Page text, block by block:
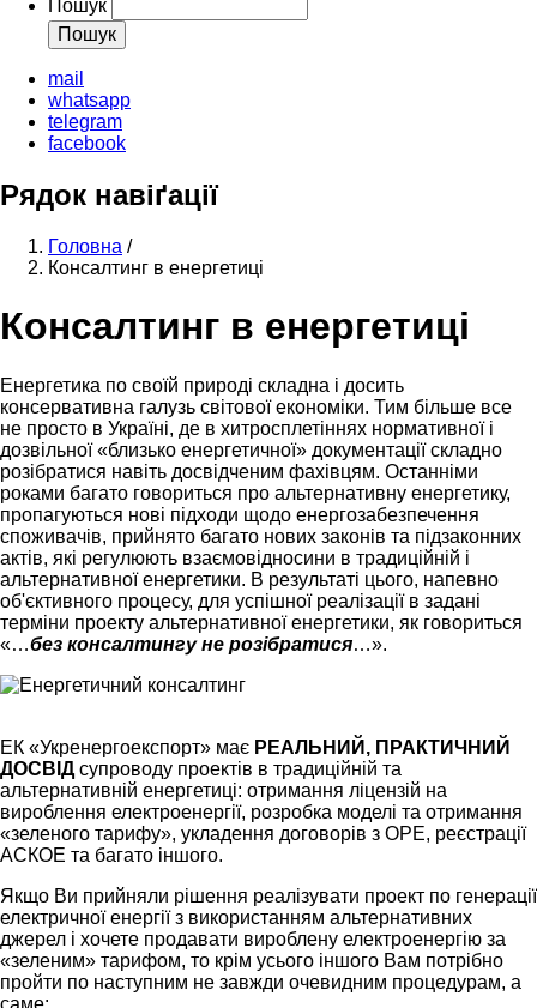
Пошук
mail
whatsapp
telegram
facebook
Рядок навіґації
Головна /
Консалтинг в енергетиці
Консалтинг в енергетиці
Енергетика по своїй природі складна і досить
консервативна галузь світової економіки. Тим більше все
не просто в Україні, де в хитросплетіннях нормативної і
дозвільної «близько енергетичної» документації складно
розібратися навіть досвідченим фахівцям. Останніми
роками багато говориться про альтернативну енергетику,
пропагуються нові підходи щодо енергозабезпечення
споживачів, прийнято багато нових законів та підзаконних
актів, які регулюють взаємовідносини в традиційній і
альтернативної енергетики. В результаті цього, напевно
об'єктивного процесу, для успішної реалізації в задані
терміни проекту альтернативної енергетики, як говориться
«…без консалтингу не розібратися…».
ЕК «Укренергоекспорт» має РЕАЛЬНИЙ, ПРАКТИЧНИЙ
ДОСВІДсупроводу проектів в традиційній та
альтернативній енергетиці: отримання ліцензій на
вироблення електроенергії, розробка моделі та отримання
«зеленого тарифу», укладення договорів з ОРЕ, реєстрації
АСКОЕ та багато іншого.
Якщо Ви прийняли рішення реалізувати проект по генерації
електричної енергії з використанням альтернативних
джерел і хочете продавати вироблену електроенергію за
«зеленим» тарифом, то крім усього іншого Вам потрібно
пройти по наступним не завжди очевидним процедурам, а
саме: